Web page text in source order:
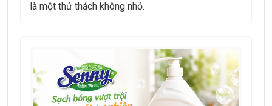
là một thử thách không nhỏ.